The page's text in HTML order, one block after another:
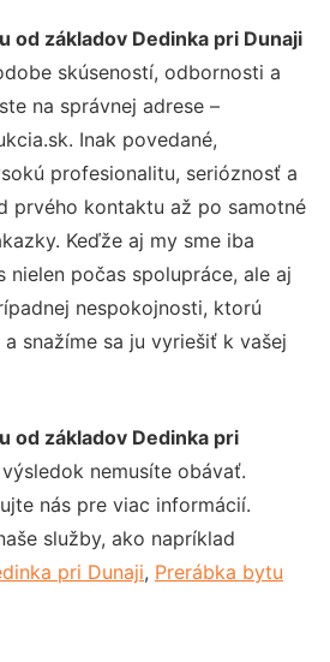
od základov Dedinka pri Dunaji
skúseností, odbornosti a
na správnej adrese –
Inak povedané,
profesionalitu, serióznosť a
prvého kontaktu až po samotné
Keďže aj my sme iba
nielen počas spolupráce, ale aj
nespokojnosti, ktorú
snažíme sa ju vyriešiť k vašej
od základov Dedinka pri
nemusíte obávať.
nás pre viac informácií.
služby, ako napríklad
pri Dunaji, Prerábka bytu